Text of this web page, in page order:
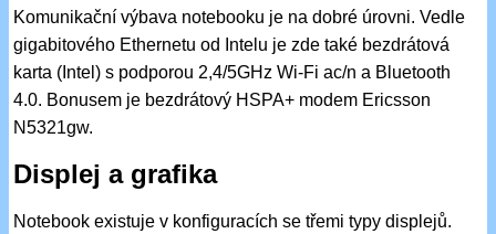
Komunikační výbava notebooku je na dobré úrovni. Vedle
gigabitového Ethernetu od Intelu je zde také bezdrátová
karta (Intel) s podporou 2,4/5GHz Wi-Fi ac/n a Bluetooth
4.0. Bonusem je bezdrátový HSPA+ modem Ericsson
N5321gw.
Displej a grafika
Notebook existuje v konfiguracích se třemi typy displejů.